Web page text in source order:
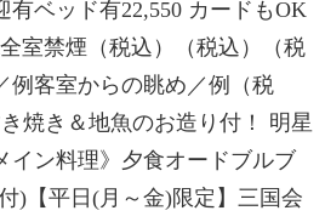
有ベッド有22,550 カードもOK
室禁煙（税込）（税込）（税
例客室からの眺め／例（税
焼き＆地魚のお造り付！ 明星
イン料理》夕食オードブルブ
)【平日(月～金)限定】三国会